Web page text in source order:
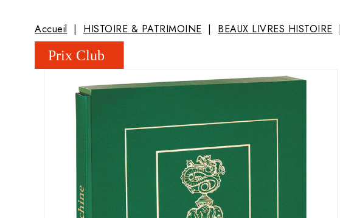
Accueil HISTOIRE & PATRIMOINE BEAUX LIVRES HISTOIRE